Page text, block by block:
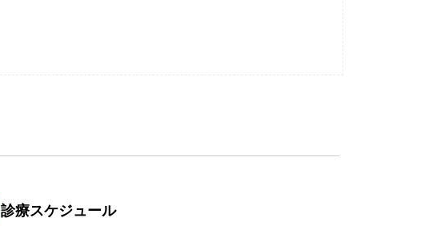
診療スケジュール